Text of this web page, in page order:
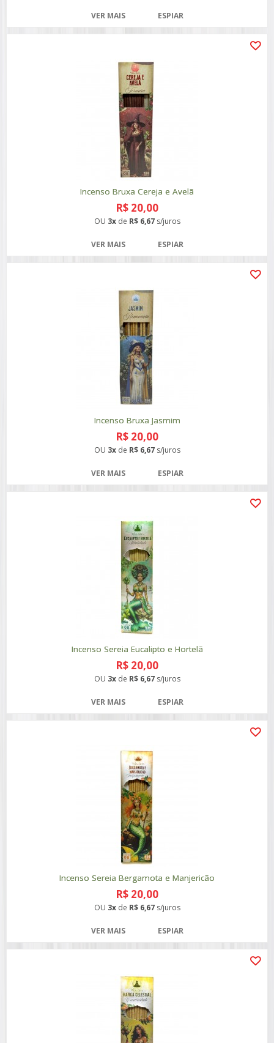
VER MAIS ESPIAR
Incenso Bruxa Cereja e Avelã
R$ 20,00
OU 3xde R$ 6,67s/juros
VER MAIS ESPIAR
Incenso Bruxa Jasmim
R$ 20,00
OU 3xde R$ 6,67s/juros
VER MAIS ESPIAR
Incenso Sereia Eucalipto e Hortelã
R$ 20,00
OU 3xde R$ 6,67s/juros
VER MAIS ESPIAR
Incenso Sereia Bergamota e Manjericão
R$ 20,00
OU 3xde R$ 6,67s/juros
VER MAIS ESPIAR